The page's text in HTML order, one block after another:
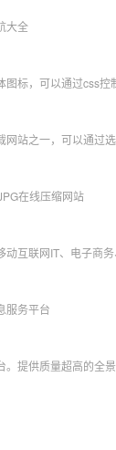
大全
图标，可以通过css控
在线压缩网站
动互联网IT、电子商
服务平台
。提供质量超高的全